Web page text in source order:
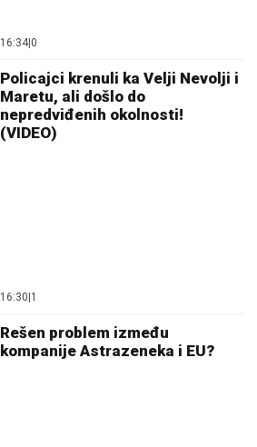
16:34 0
Policajci krenuli ka Velji Nevolji i
Maretu, ali došlo do
nepredviđenih okolnosti!
(VIDEO)
16:30 1
Rešen problem između
kompanije Astrazeneka i EU?